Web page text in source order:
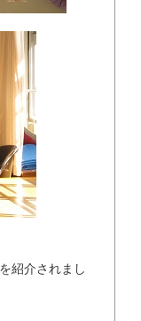
紹介されまし